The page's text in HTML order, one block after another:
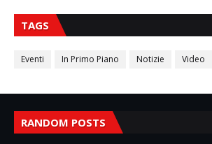
TAGS
Eventi In Primo Piano Notizie Video
RANDOM POSTS